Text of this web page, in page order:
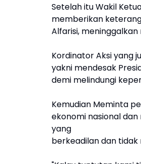
Setelah itu Wakil
memberikan
Alfarisi,
Kordinator Aksi yang
yakni mendesak
demi melindungi
Kemudian Meminta
ekonomi nasional
yang
berkeadilan dan